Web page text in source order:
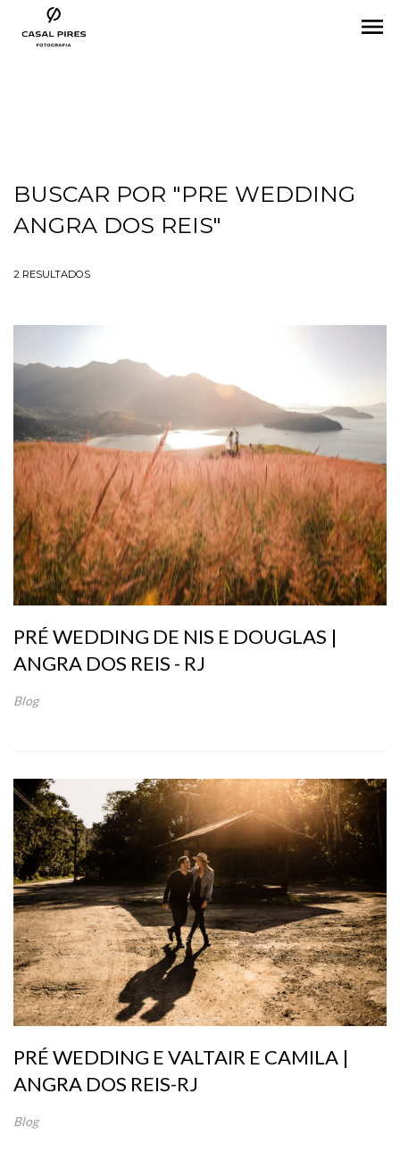
menu
BUSCAR POR "PRE WEDDING
ANGRA DOS REIS"
2 RESULTADOS
PRÉ WEDDING DE NIS E DOUGLAS |
ANGRA DOS REIS - RJ
Blog
PRÉ WEDDING E VALTAIR E CAMILA |
ANGRA DOS REIS-RJ
Blog